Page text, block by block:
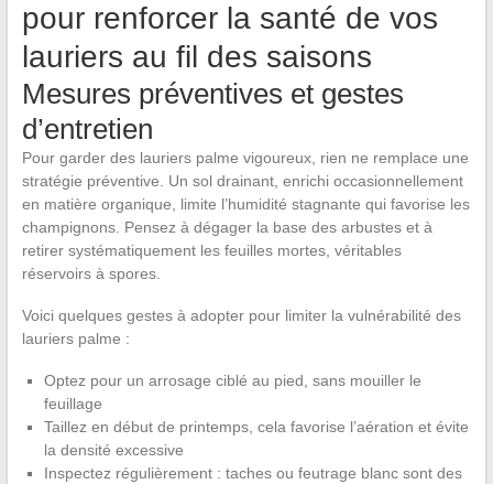
pour renforcer la santé de vos
lauriers au fil des saisons
Mesures préventives et gestes
d’entretien
Pour garder des lauriers palme vigoureux, rien ne remplace une
stratégie préventive. Un sol drainant, enrichi occasionnellement
en matière organique, limite l’humidité stagnante qui favorise les
champignons. Pensez à dégager la base des arbustes et à
retirer systématiquement les feuilles mortes, véritables
réservoirs à spores.
Voici quelques gestes à adopter pour limiter la vulnérabilité des
lauriers palme :
Optez pour un arrosage ciblé au pied, sans mouiller le
feuillage
Taillez en début de printemps, cela favorise l’aération et évite
la densité excessive
Inspectez régulièrement : taches ou feutrage blanc sont des